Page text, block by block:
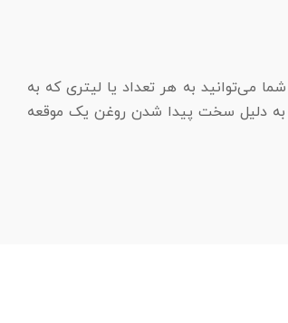
روغن بروز می‌باشد و شما می‌توانید به هر تعداد یا لیتری که به
به دلیل سخت پیدا شدن روغن یک موقعه